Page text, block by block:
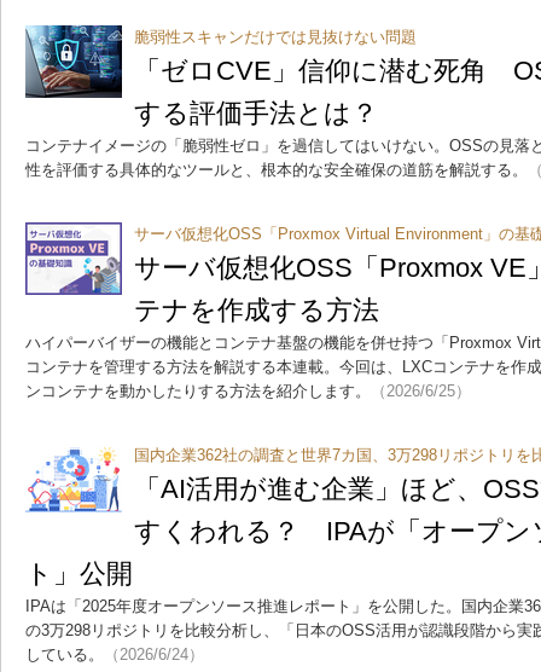
脆弱性スキャンだけでは見抜けない問題
「ゼロCVE」信仰に潜む死角
する評価手法とは？
コンテナイメージの「脆弱性ゼロ」を過信してはいけない。OSSの見落
性を評価する具体的なツールと、根本的な安全確保の道筋を解説する。
サーバ仮想化OSS「Proxmox Virtual Environment」の基
サーバ仮想化OSS「Proxmox VE
テナを作成する方法
ハイパーバイザーの機能とコンテナ基盤の機能を併せ持つ「Proxmox
コンテナを管理する方法を解説する本連載。今回は、LXCコンテナを作
ンコンテナを動かしたりする方法を紹介します。
（2026/6/25）
国内企業362社の調査と世界7カ国、3万298リポジトリを
「AI活用が進む企業」ほど、
すくわれる？ IPAが「オープン
ト」公開
IPAは「2025年度オープンソース推進レポート」を公開した。国内企業
の3万298リポジトリを比較分析し、「日本のOSS活用が認識段階から実
している。
（2026/6/24）